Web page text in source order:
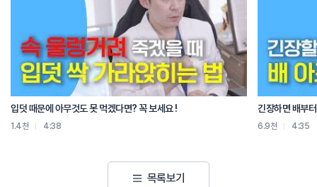
우선 무릎 소리와 통증이 동반될 때는
연골 손상 또는 관절염 초기 가능성이 있습니다
둘째 붓기와 열감이 있다면 염증 반응을 의심해 볼 수 있습니다
마지막으로 걸을 때 무릎이 꺾이거나 힘이 빠진다면
반월판 연골의 손상을 의심해 볼 수 있습니다
따라서 위 증상이 함께 나타난다면
반드시 정밀 검사를 받아보시는게 좋습니다
먼저 허벅지 근력 강화 운동이 필수입니다
추천 운동은 벽에 기대서 스쿼트를 하는 것
또는 레그 익스텐션과 같은 무릎을 펴는 운동이 좋습니다
입덧 때문에 아무것도 못 먹겠다면? 꼭 보세요 !
1.4천 4:38
긴장하면 배부
6.9천 4:35
목록보기